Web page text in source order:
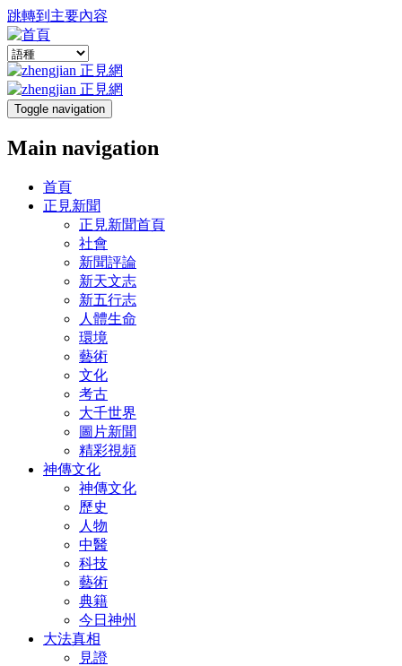
跳轉到主要內容
Toggle navigation
Main navigation
首頁
正見新聞
正見新聞首頁
社會
新聞評論
新天文志
新五行志
人體生命
環境
藝術
文化
考古
大千世界
圖片新聞
精彩視頻
神傳文化
神傳文化
歷史
人物
中醫
科技
藝術
典籍
今日神州
大法真相
見證